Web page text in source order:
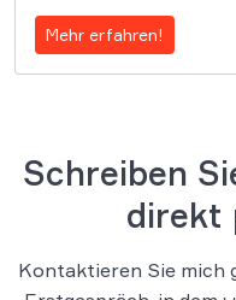
Mehr erfahren!
Schreiben
direkt
Kontaktieren Sie mich